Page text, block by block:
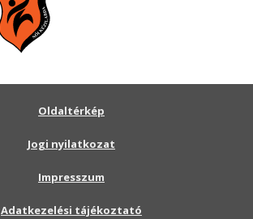
Oldaltérkép
Jogi nyilatkozat
Impresszum
Adatkezelési tájékoztató